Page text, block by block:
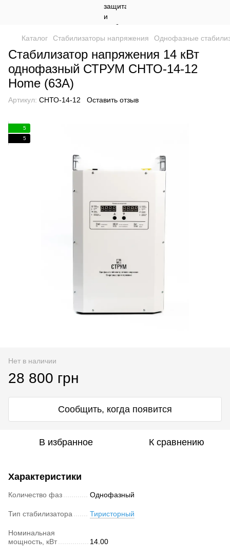
Каталог Стабилизаторы напряжения Однофазные
Стабилизатор напряжения 14 кВт
однофазный СТРУМ СНТО-14-12
Home (63А)
Артикул: СНТО-14-12 Оставить отзыв
5
5
Нет в наличии
28 800 грн
Сообщить, когда появится
В избранное К сравнению
Характеристики
Количество фаз Однофазный
Тип стабилизатора Тиристорный
Номинальная
мощность, кВт
14.00